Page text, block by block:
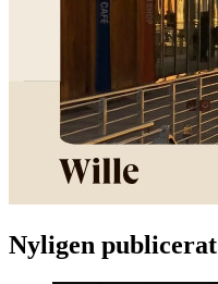
Nyligen publicerat